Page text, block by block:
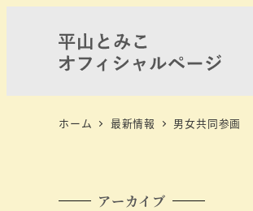
ホーム 最新情報 男女共同参画
アーカイブ